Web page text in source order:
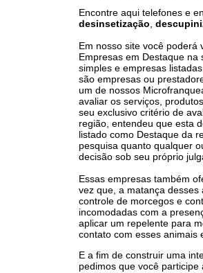
Encontre aqui telefones e
desinsetização
Em nosso site você poderá
Empresas em Destaque
simples e empresas
são empresas ou
um de nossos
avaliar os serviços,
seu exclusivo critério de
região, entendeu que esta
listado como Destaque da
pesquisa quanto qualquer
decisão sob seu próprio
Essas empresas também
vez que, a matança
controle de morcegos e
incomodadas com a
aplicar um repelente para
contato com esses animais
E a fim de construir uma
pedimos que você participe